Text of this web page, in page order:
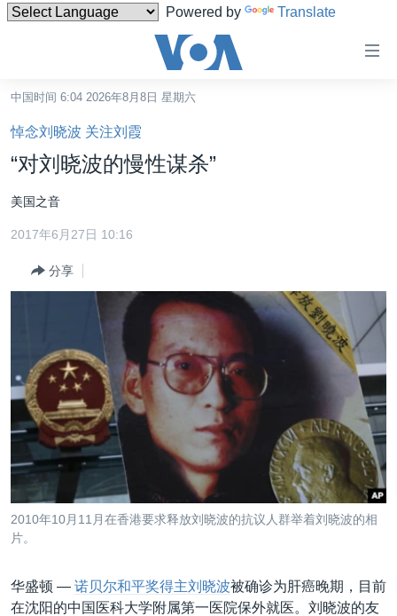
Powered by Translate
碍
链
转
内
跳
到
索
中国
台湾
港澳
国际
最新国际新闻
中东
欧洲
美洲
全球议题
人权·法律·宗教
科教·文娱·体健
劳工
环境
热点专题
白宫要闻
国会报道
美中关系
美国建国250周年
重要讲话与声明
VOA视频
VOA今日焦点
中文广播
关注我们
中国时间 6:04 2026年8月8日 星期六
悼念刘晓波 关注刘霞
“对刘晓波的慢性谋杀”
美国之音
2017年6月27日 10:16
分享
2010年10月11月在香港要求释放刘晓波的抗议人群举着刘晓波的相
片。
华盛顿 — 诺贝尔和平奖得主刘晓波被确诊为肝癌晚期，目前
在沈阳的中国医科大学附属第一医院保外就医。刘晓波的友